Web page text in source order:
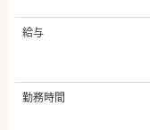
給与
勤務時間